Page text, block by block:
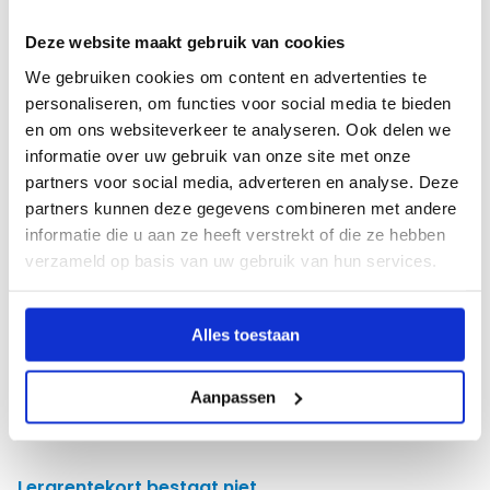
Deze website maakt gebruik van cookies
We gebruiken cookies om content en advertenties te
personaliseren, om functies voor social media te bieden
en om ons websiteverkeer te analyseren. Ook delen we
informatie over uw gebruik van onze site met onze
partners voor social media, adverteren en analyse. Deze
partners kunnen deze gegevens combineren met andere
informatie die u aan ze heeft verstrekt of die ze hebben
verzameld op basis van uw gebruik van hun services.
Alles toestaan
Aanpassen
jongeren want het is echt een fantastische baan!
Laat je inspireren en lees meer ‘Dag van
de leraar’ verhalen!
Wil je in het kader van ‘de Dag van de leraar’ weten
waarom andere collega’s docent zijn geworden?
Lees ook de verhalen van
Stijn Aerden
Belinda
Zorgen over het lerarentekort?
Leraren zijn er genoeg, ze staan alleen niet voor
de klas. Meer weten? Lees het blog.